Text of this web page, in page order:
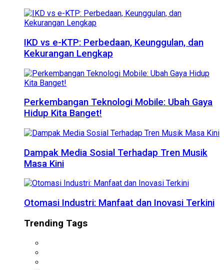
IKD vs e-KTP: Perbedaan, Keunggulan, dan
Kekurangan Lengkap
Perkembangan Teknologi Mobile: Ubah Gaya
Hidup Kita Banget!
Dampak Media Sosial Terhadap Tren Musik
Masa Kini
Otomasi Industri: Manfaat dan Inovasi Terkini
Trending Tags